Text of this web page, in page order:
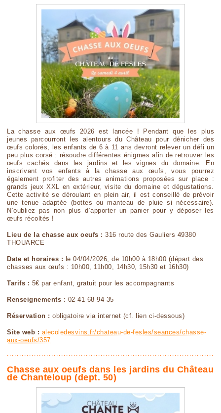
La chasse aux œufs 2026 est lancée ! Pendant que les plus
jeunes parcourront les alentours du Château pour dénicher des
œufs colorés, les enfants de 6 à 11 ans devront relever un défi un
peu plus corsé : résoudre différentes énigmes afin de retrouver les
œufs cachés dans les jardins et les vignes du domaine. En
inscrivant vos enfants à la chasse aux œufs, vous pourrez
également profiter des autres animations proposées sur place :
grands jeux XXL en extérieur, visite du domaine et dégustations.
Cette activité se déroulant en plein air, il est conseillé de prévoir
une tenue adaptée (bottes ou manteau de pluie si nécessaire).
N’oubliez pas non plus d’apporter un panier pour y déposer les
œufs récoltés !
Lieu de la chasse aux oeufs : 316 route des Gauliers 49380
THOUARCE
Date et horaires : le 04/04/2026, de 10h00 à 18h00 (départ des
chasses aux œufs : 10h00, 11h00, 14h30, 15h30 et 16h30)
Tarifs : 5€ par enfant, gratuit pour les accompagnants
Renseignements : 02 41 68 94 35
Réservation : obligatoire via internet (cf. lien ci-dessous)
Site web : alecoledesvins.fr/chateau-de-fesles/seances/chasse-
aux-oeufs/357
Chasse aux oeufs dans les jardins du Château
de Chanteloup (dept. 50)